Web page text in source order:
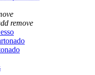
remove